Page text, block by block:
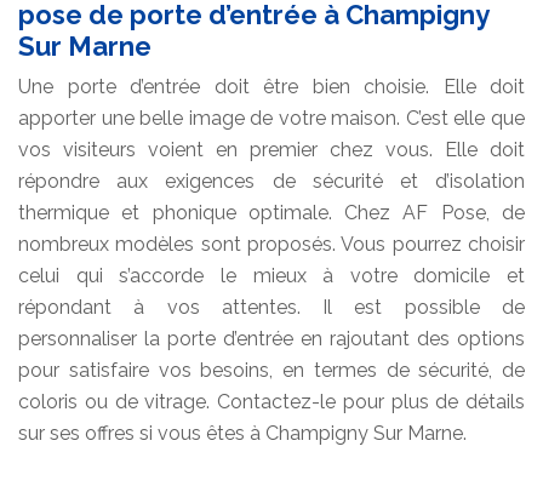
pose de porte d’entrée à Champigny
Sur Marne
Une porte d’entrée doit être bien choisie. Elle doit
apporter une belle image de votre maison. C’est elle que
vos visiteurs voient en premier chez vous. Elle doit
répondre aux exigences de sécurité et d’isolation
thermique et phonique optimale. Chez AF Pose, de
nombreux modèles sont proposés. Vous pourrez choisir
celui qui s’accorde le mieux à votre domicile et
répondant à vos attentes. Il est possible de
personnaliser la porte d’entrée en rajoutant des options
pour satisfaire vos besoins, en termes de sécurité, de
coloris ou de vitrage. Contactez-le pour plus de détails
sur ses offres si vous êtes à Champigny Sur Marne.